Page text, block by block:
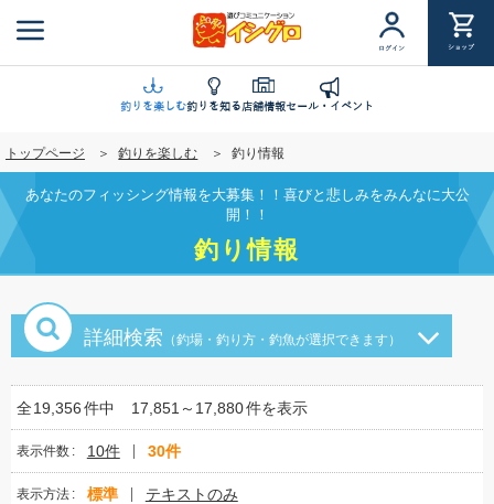
ン
に
移
動
ログイン ショップ
釣りを楽しむ釣りを知る店舗情報セール・イベント
トップページ 釣りを楽しむ 釣り情報
あなたのフィッシング情報を大募集！！喜びと悲しみをみんなに大公
開！！
釣り情報
詳細検索 （釣場・釣り方・釣魚が選択できます）
全19,356件中 17,851～17,880件を表示
表示件数 10件 30件
表示方法 標準 テキストのみ